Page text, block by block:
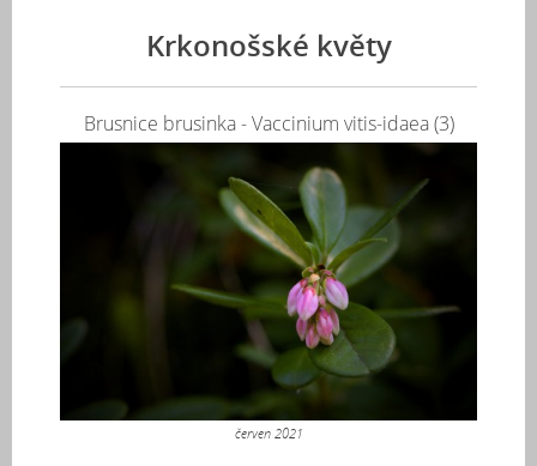
Krkonošské květy
Brusnice brusinka - Vaccinium vitis-idaea (3)
červen 2021